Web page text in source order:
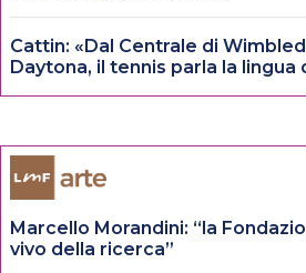
Cattin: «Dal Centrale di
Daytona, il tennis parla la lingua
Marcello Morandini: “la
vivo della ricerca”